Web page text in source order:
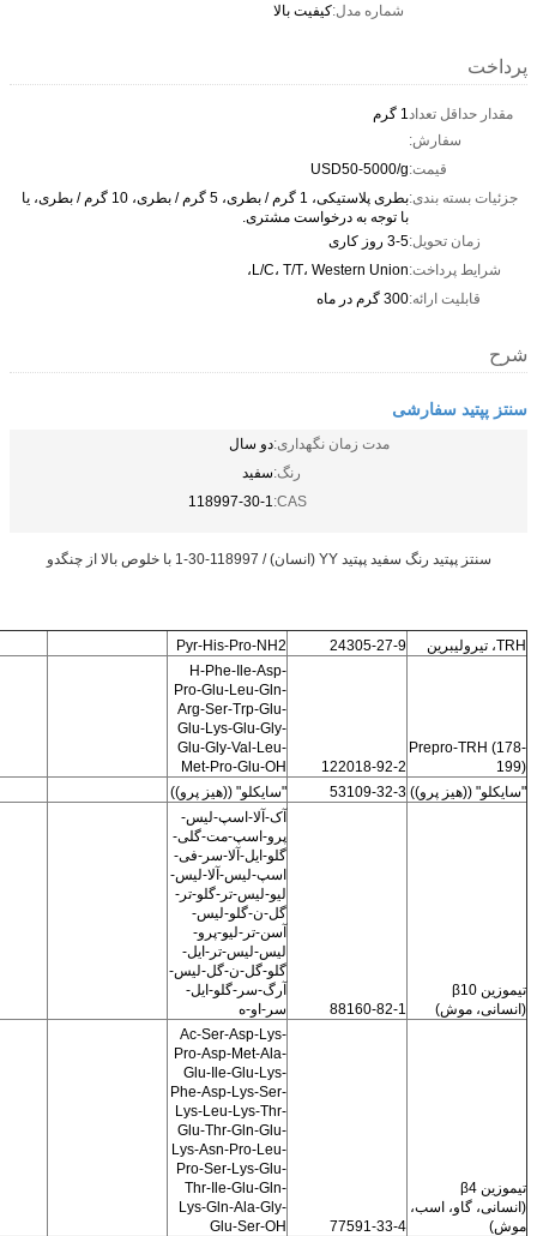
شماره مدل:کیفیت بالا
پرداخت
مقدار حداقل تعداد
سفارش:
1 گرم
قیمت:USD50-5000/g
جزئیات بسته بندی:
بطری پلاستیکی، 1 گرم / بطری، 5 گرم / بطری، 10 گرم / بطری، یا
با توجه به درخواست مشتری.
زمان تحویل:3-5 روز کاری
شرایط پرداخت:L/C، T/T، Western Union،
قابلیت ارائه:300 گرم در ماه
شرح
سنتز پپتید سفارشی
مدت زمان نگهداری:دو سال
رنگ:سفید
CAS:
118997-30-1
سنتز پپتید رنگ سفید پپتید YY (انسان) / 118997-30-1 با خلوص بالا از چنگدو
TRH، تیرولیبرین 24305-27-9
Pyr-His-Pro-NH2
Prepro-TRH (178-
199)
122018-92-2
H-Phe-Ile-Asp-
Pro-Glu-Leu-Gln-
Arg-Ser-Trp-Glu-
Glu-Lys-Glu-Gly-
Glu-Gly-Val-Leu-
Met-Pro-Glu-OH
"سايکلو" ((هيز پرو)) 53109-32-3 "سايکلو" ((هيز پرو))
تیموزین β10
(انسانی، موش)
88160-82-1
آک-آلا-اسپ-لیس-
پرو-اسپ-مت-گلی-
گلو-ایل-آلا-سر-فی-
اسپ-لیس-آلا-لیس-
لیو-لیس-تر-گلو-تر-
گل-ن-گلو-لیس-
آسن-تر-لیو-پرو-
لیس-لیس-تر-ایل-
گلو-گل-ن-گل-لیس-
آرگ-سر-گلو-ایل-
سر-او-ه
تیموزین β4
(انسانی، گاو، اسب،
موش)
77591-33-4
Ac-Ser-Asp-Lys-
Pro-Asp-Met-Ala-
Glu-Ile-Glu-Lys-
Phe-Asp-Lys-Ser-
Lys-Leu-Lys-Thr-
Glu-Thr-Gln-Glu-
Lys-Asn-Pro-Leu-
Pro-Ser-Lys-Glu-
Thr-Ile-Glu-Gln-
Lys-Gln-Ala-Gly-
Glu-Ser-OH